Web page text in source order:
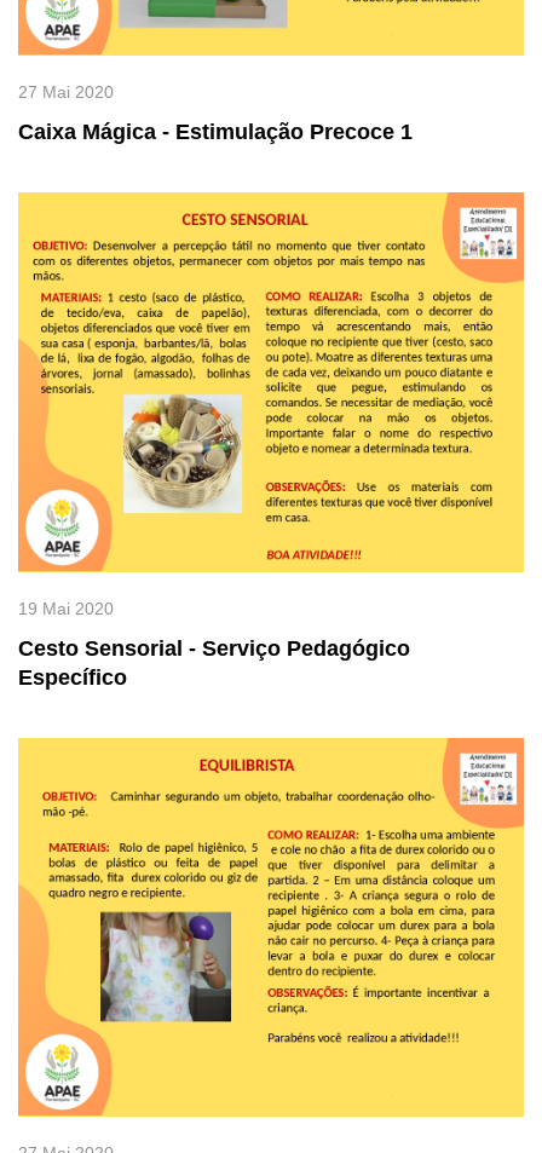
Caixa Mágica - Estimulação Precoce 1
27 Mai 2020
Cesto Sensorial - Serviço Pedagógico
Específico
19 Mai 2020